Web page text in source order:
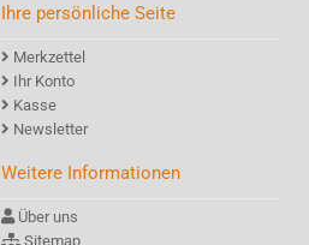
Ihre persönliche Seite
Merkzettel
Ihr Konto
Kasse
Newsletter
Weitere Informationen
Über uns
Sitemap